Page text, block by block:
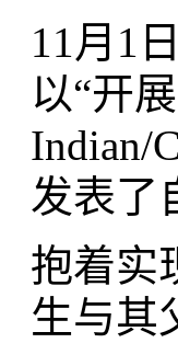
11月1
以“开
Indian/
发表了
抱着实
生与其